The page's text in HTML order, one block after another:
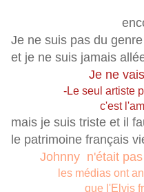
Je ne suis pas du
et je ne suis jamais
Je ne
-Le seul artiste
c'est
mais je suis triste et il
le patrimoine français
Johnny n'était
les médias ont
que l'Elvis